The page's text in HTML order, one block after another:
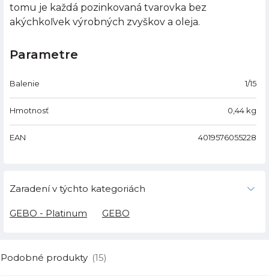
tomu je každá pozinkovaná tvarovka bez
akýchkoľvek výrobných zvyškov a oleja.
Parametre
Balenie 1/15
Hmotnosť 0,44 kg
EAN 4019576055228
Zaradení v týchto kategoriách
GEBO - Platinum GEBO
Podobné produkty (15)